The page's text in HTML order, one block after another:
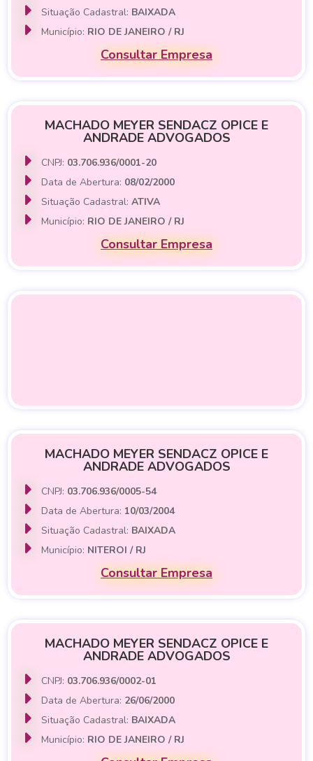
Situação Cadastral: BAIXADA
Município: RIO DE JANEIRO / RJ
Consultar Empresa
MACHADO MEYER SENDACZ OPICE E
ANDRADE ADVOGADOS
CNPJ: 03.706.936/0001-20
Data de Abertura: 08/02/2000
Situação Cadastral:ATIVA
Município: RIO DE JANEIRO / RJ
Consultar Empresa
MACHADO MEYER SENDACZ OPICE E
ANDRADE ADVOGADOS
CNPJ: 03.706.936/0005-54
Data de Abertura: 10/03/2004
Situação Cadastral: BAIXADA
Município: NITEROI / RJ
Consultar Empresa
MACHADO MEYER SENDACZ OPICE E
ANDRADE ADVOGADOS
CNPJ: 03.706.936/0002-01
Data de Abertura: 26/06/2000
Situação Cadastral: BAIXADA
Município: RIO DE JANEIRO / RJ